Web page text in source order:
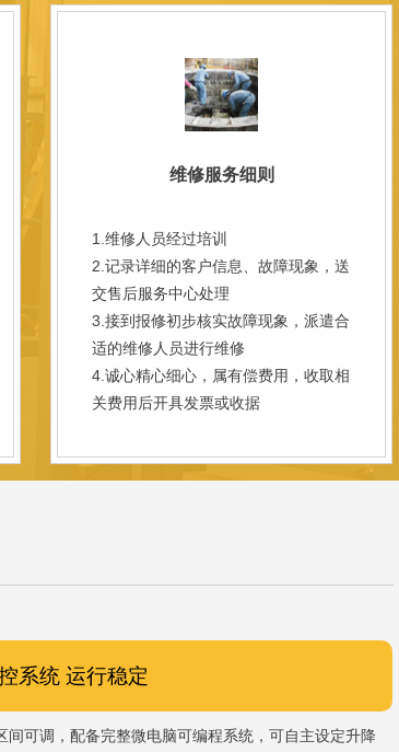
维修服务细则
1.维修人员经过培训
2.记录详细的客户信息、故障现象，送
交售后服务中心处理
3.接到报修初步核实故障现象，派遣合
适的维修人员进行维修
4.诚心精心细心，属有偿费用，收取相
关费用后开具发票或收据
系统 运行稳定
间可调，配备完整微电脑可编程系统，可自主设定升降